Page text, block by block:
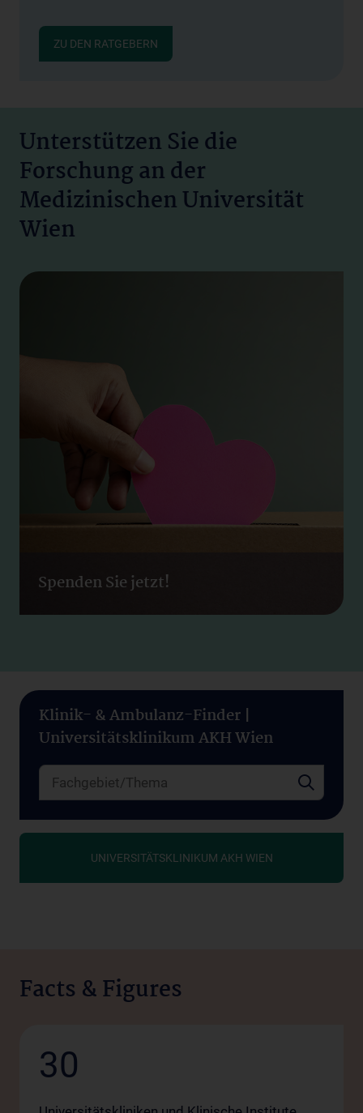
ZU DEN RATGEBERN
Unterstützen Sie die
Forschung an der
Medizinischen Universität
Wien
Spenden Sie jetzt!
Klinik- & Ambulanz-Finder |
Universitätsklinikum AKH Wien
UNIVERSITÄTSKLINIKUM AKH WIEN
Facts & Figures
30